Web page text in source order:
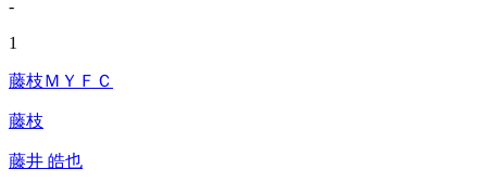
-
1
藤枝ＭＹＦＣ
藤枝
藤井 皓也